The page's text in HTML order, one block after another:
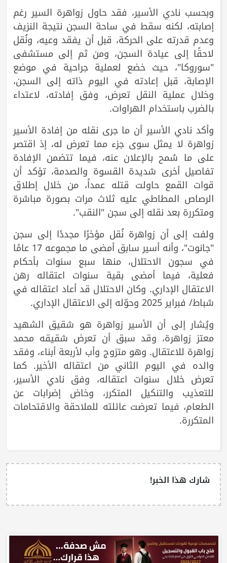
وبحسب نادي الأسير، فقد حاول زواهرة السير رغم
إصابته، لكنه سقط في ساحة السجن نتيجة النزيف
وعدم قدرته على الحركة، قبل أن يفقد وعيه، ونُقل
لاحقًا إلى عيادة السجن، ومن ثم إلى مستشفى
"سوروكا"، حيث خضع لعملية جراحية في موضع
الإصابة، قبل إعادته في اليوم ذاته إلى السجن،
وخلال عملية النقل تعرض، وفق إفادته، لاعتداء
بالضرب باستخدام الهراوات.
وأكد نادي الأسير أن ما جرى نقله من إفادة الأسير
زواهرة لا يمثل سوى جزء مما تعرض له، إذ اقتصر
على ما سُمح بالإعلان عنه، فيما تتضمن الإفادة
تفاصيل أخرى شديدة القسوة والصدمة، تؤكد أن
قوات القمع حاولت قتله عمداً، من خلال إطلاق
الرصاص المطاطي عليه ثلاث مرات بصورة مباشرة
ومتكررة بعد نقله إلى سجن "النقب".
ولفت إلى أن زواهرة نُقل مؤخرًا مجددًا إلى سجن
"جانوت"، وأنه أسير سابق أمضى ما مجموعه 17 عامًا
في سجون الاحتلال، منها سبع سنوات بأحكام
فعلية، فيما أمضى بقية سنوات اعتقاله رهن
الاعتقال الإداري. وكان الاحتلال قد أعاد اعتقاله في
شباط/ فبراير 2025 وحوّله إلى الاعتقال الإداري.
ويُشار إلى أن الأسير زواهرة هو شقيق الشهيد
معتز زواهرة، وقد سبق أن تعرض شقيقه محمد
زواهرة للاعتقال. وهو متزوج وأب لأربعة أبناء، وفقد
والده في اليوم الثاني من اعتقاله الأخير. كما
تعرض خلال سنوات اعتقاله، وفق نادي الأسير،
للتعذيب والتنكيل المتكرر، وخاض إضرابات عن
الطعام، فيما تعرضت عائلته للملاحقة والاقتحامات
المتكررة.
شارك هذا الخبر!